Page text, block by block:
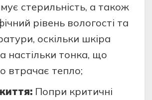
стерильність, а також
рівень вологості та
оскільки шкіра
настільки тонка, що
втрачає тепло;
Попри критичні